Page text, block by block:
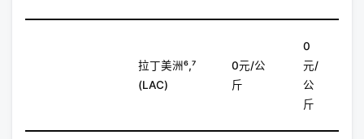
拉丁美洲⁶,⁷
(LAC)
0元/公
斤
0
元/
公
斤